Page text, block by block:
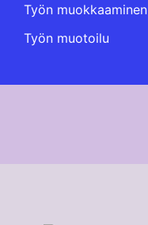
Työn muokkaaminen
Työn muotoilu